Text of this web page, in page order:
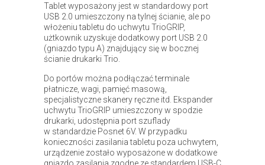
Tablet wyposażony jest w standardowy port
USB 2.0 umieszczony na tylnej ścianie, ale po
włożeniu tabletu do uchwytu TrioGRIP,
użtkownik uzyskuje dodatkowy port USB 2.0
(gniazdo typu A) znajdujący się w bocznej
ścianie drukarki Trio.
Do portów można podłączać terminale
płatnicze, wagi, pamięć masową,
specjalistyczne skanery ręczne itd. Ekspander
uchwytu TrioGRIP umieszczony w spodzie
drukarki, udostępnia port szuflady
w standardzie Posnet 6V. W przypadku
konieczności zasilania tabletu poza uchwytem,
urządzenie zostało wyposażone w dodatkowe
gniazdo zasilania zgodne ze standardem USB-C